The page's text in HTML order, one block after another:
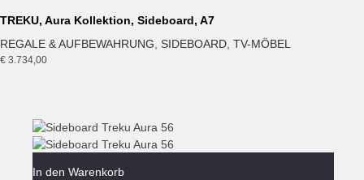
TREKU, Aura Kollektion, Sideboard, A7
REGALE & AUFBEWAHRUNG
SIDEBOARD TV-MÖBEL
€ 3.734,00
In den Warenkorb